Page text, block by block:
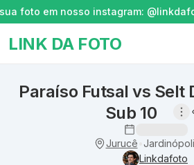
foto em nosso instagram:
LINK DA FOTO
Paraíso Futsal vs Selt
Sub 10
Jurucê
Linkdafoto